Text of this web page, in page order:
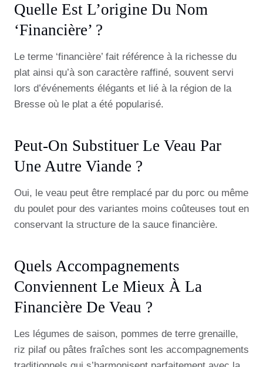
Quelle Est L’origine Du Nom
‘financière’ ?
Le terme ‘financière’ fait référence à la richesse du
plat ainsi qu’à son caractère raffiné, souvent servi
lors d’événements élégants et lié à la région de la
Bresse où le plat a été popularisé.
Peut-On Substituer Le Veau Par
Une Autre Viande ?
Oui, le veau peut être remplacé par du porc ou même
du poulet pour des variantes moins coûteuses tout en
conservant la structure de la sauce financière.
Quels Accompagnements
Conviennent Le Mieux À La
Financière De Veau ?
Les légumes de saison, pommes de terre grenaille,
riz pilaf ou pâtes fraîches sont les accompagnements